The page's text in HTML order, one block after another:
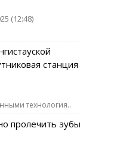
(12:48)
станция
технология..
пролечить зубы